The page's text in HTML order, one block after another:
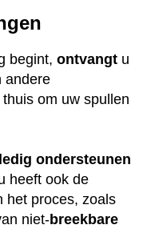
begint, ontvangt u
andere
thuis om uw spullen
ondersteunen
heeft ook de
het proces, zoals
niet-breekbare